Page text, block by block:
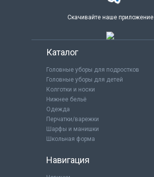
Скачивайте наше приложение
Каталог
Головные уборы для подростков
Головные уборы для детей
Колготки и носки
Нижнее бельё
Одежда
Перчатки/варежки
Шарфы и манишки
Школьная форма
Навигация